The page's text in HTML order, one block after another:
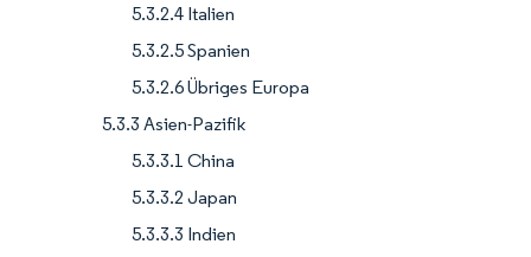
5.3.2.4 Italien
5.3.2.5 Spanien
5.3.2.6 Übriges Europa
5.3.3 Asien-Pazifik
5.3.3.1 China
5.3.3.2 Japan
5.3.3.3 Indien